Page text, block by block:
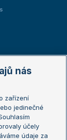
nás
zařízení
jedinečné
účely
údaje za